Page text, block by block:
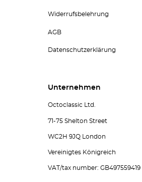
Widerrufsbelehrung
AGB
Datenschutzerklärung
Unternehmen
Octoclassic Ltd.
71-75 Shelton Street
WC2H 9JQ London
Vereinigtes Königreich
VAT/tax number: GB497559419